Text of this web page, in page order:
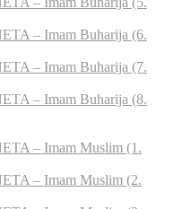
– Imam Buharija (6.
– Imam Buharija (7.
– Imam Buharija (8.
– Imam Muslim (1.
– Imam Muslim (2.